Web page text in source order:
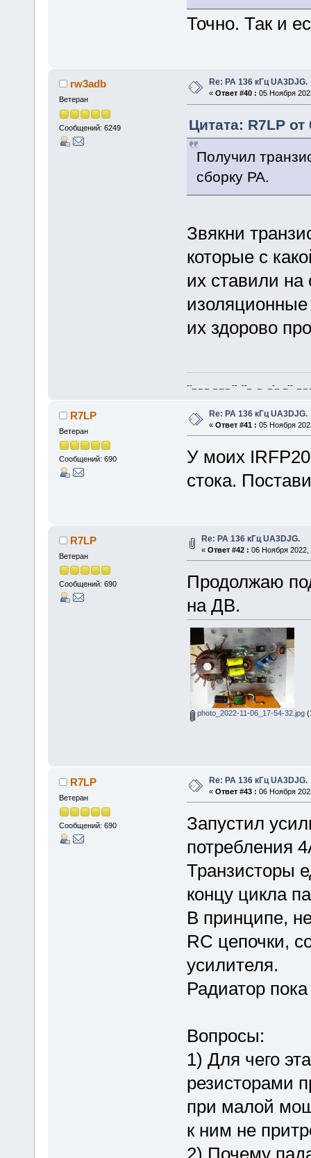
Точно. Так и
rw3adb
Ветеран
Сообщений: 6249
Re: РА 136 кГц UA3DJG.
« Ответ #40 : 05 Ноября
Цитата: R7LP
Получил
сборку PA.
Звякни
которые с
их ставили
их здорово
--_ _ _ _ _ _ -- --_ _ _-_ _-- _ _
R7LP
Ветеран
Сообщений: 690
Re: РА 136 кГц UA3DJG.
« Ответ #41 : 05 Ноября
У моих
стока.
R7LP
Ветеран
Сообщений: 690
Re: РА 136 кГц UA3DJG.
« Ответ #42 : 06 Ноября 2022,
Продолжаю
на ДВ.
photo_2022-11-06_17-54-32.jpg
R7LP
Ветеран
Сообщений: 690
Re: РА 136 кГц UA3DJG.
« Ответ #43 : 06 Ноября
Запустил
потребления
Транзисторы
концу цикла
В принципе,
RC цепочки,
усилителя.
Радиатор
Вопросы:
1) Для чего
резисторами
при малой
к ним не
2) Почему